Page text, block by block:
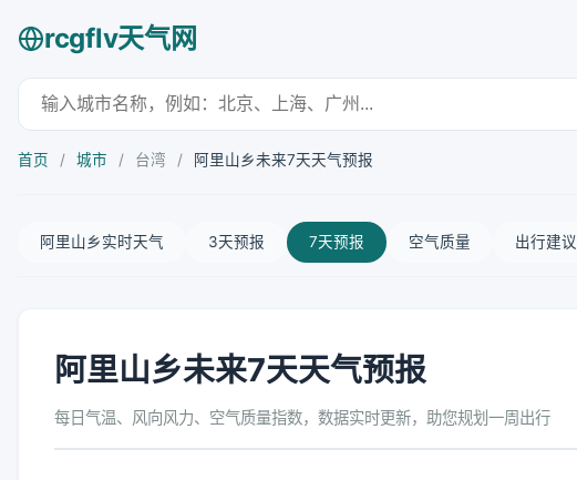
rcgflv天气网
首页 / 城市 / 台湾 / 阿里山乡未来7天天气预报
阿里山乡实时天气 3天预报 7天预报 空气质量 出行建议
阿里山乡未来7天天气预报
每日气温、风向风力、空气质量指数，数据实时更新，助您规划一周出行